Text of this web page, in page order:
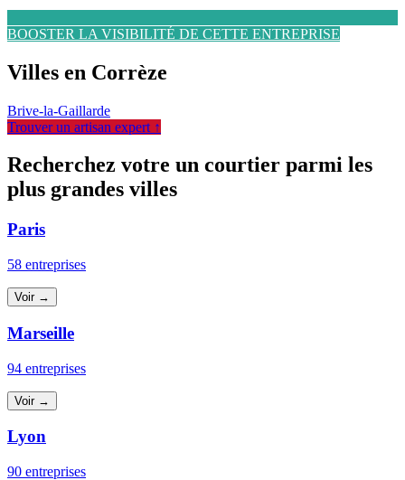
BOOSTER LA VISIBILITÉ DE CETTE ENTREPRISE
Villes en Corrèze
Brive-la-Gaillarde
Trouver un artisan expert ↑
Recherchez votre un courtier parmi les
plus grandes villes
Paris
58 entreprises
Voir →
Marseille
94 entreprises
Voir →
Lyon
90 entreprises